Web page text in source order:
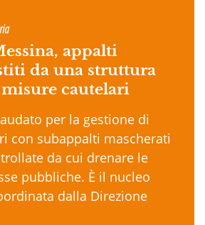
appalti
da una struttura
misure cautelari
per la gestione di
con subappalti mascherati
da cui drenare le
pubbliche. È il nucleo
dalla Direzione